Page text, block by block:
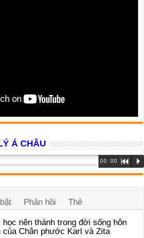
Á CHÂU
00:00 R P
Phản hồi Thẻ
học nên thánh trong đời sống hôn
của Chân phước Karl và Zita